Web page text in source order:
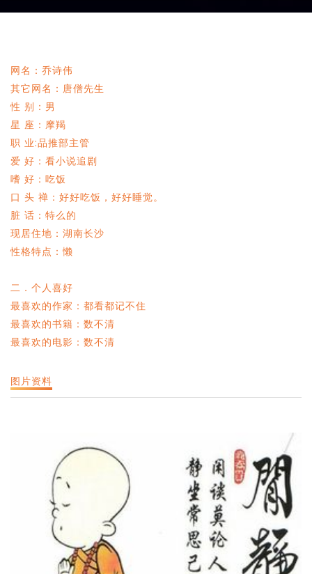
网名：乔诗伟
其它网名：唐僧先生
性 别：男
星 座：摩羯
职 业:品推部主管
爱 好：看小说追剧
嗜 好：吃饭
口 头 禅：好好吃饭，好好睡觉。
脏 话：特么的
现居住地：湖南长沙
性格特点：懒
二．个人喜好
最喜欢的作家：都看都记不住
最喜欢的书籍：数不清
最喜欢的电影：数不清
图片资料